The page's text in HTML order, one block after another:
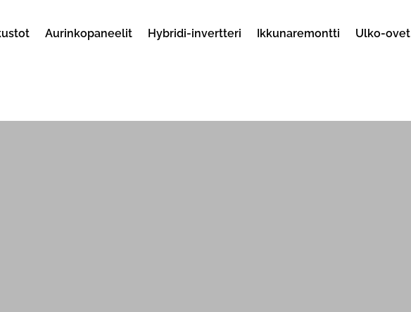
Aurinkopaneelit Hybridi-invertteri Ikkunaremontti Ulko-ovet